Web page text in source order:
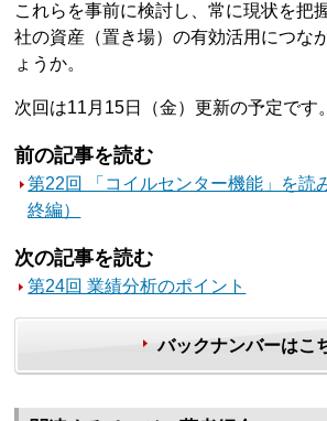
これらを事前に検討し、常に現状を把
社の資産（置き場）の有効活用につな
ょうか。
次回は11月15日（金）更新の予定です。
前の記事を読む
第22回 「コイルセンター機能」を読
終編）
次の記事を読む
第24回 業績分析のポイント
バックナンバーはこ